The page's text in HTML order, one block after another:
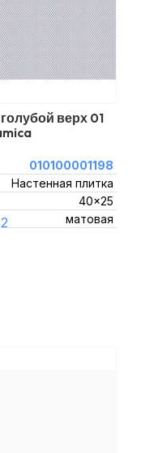
верх 01
010100001198
Настенная плитка
40x25
матовая
2